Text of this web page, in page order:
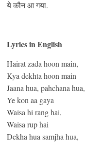
ये कौन आ गया.
Lyrics in English
Hairat zada hoon main,
Kya dekhta hoon main
Jaana hua, pahchana hua,
Ye kon aa gaya
Waisa hi rang hai,
Waisa rup hai
Dekha hua samjha hua,